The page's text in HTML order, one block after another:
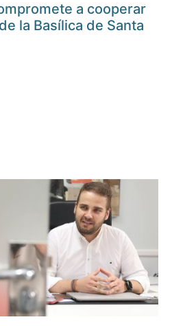
a cooperar
la Basílica de Santa